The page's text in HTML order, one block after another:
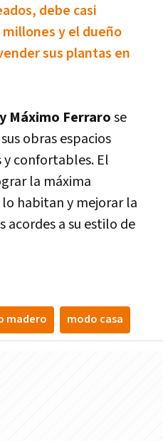
debe casi
millones y el dueño
sus plantas en
Máximo Ferrarose
obras espacios
confortables. El
la máxima
habitan y mejorar la
acordes a su estilo de
madero modo casa